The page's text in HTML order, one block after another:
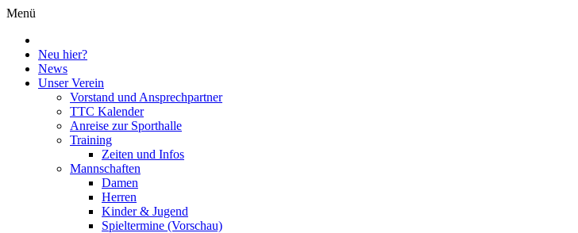
Menü
Neu hier?
News
Unser Verein
Vorstand und Ansprechpartner
TTC Kalender
Anreise zur Sporthalle
Training
Zeiten und Infos
Mannschaften
Damen
Herren
Kinder & Jugend
Spieltermine (Vorschau)